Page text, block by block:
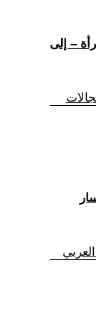
– إلى